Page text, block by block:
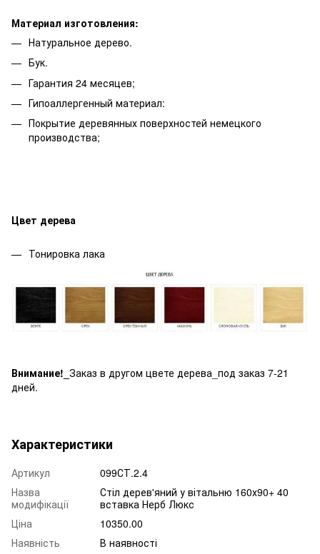
Материал изготовления:
Натуральное дерево.
Бук.
Гарантия 24 месяцев;
Гипоаллергенный материал:
Покрытие деревянных поверхностей немецкого
производства;
Цвет дерева
Тонировка лака
Внимание!_ Заказ в другом цвете дерева_под заказ 7-21
дней.
Характеристики
Артикул
099СТ.2.4
Назва
модифікації
Стіл дерев'яний у вітальню 160х90+ 40
вставка Нерб Люкс
Ціна
10350.00
Наявність
В наявності